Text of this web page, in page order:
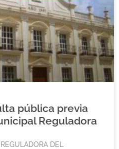
pública previa
Reguladora
DEL